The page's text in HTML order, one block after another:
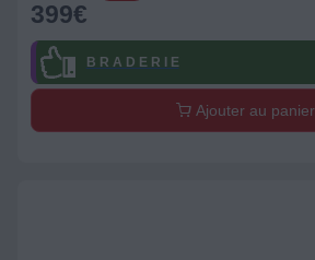
399€
B R A D E R I E
Ajouter au panier